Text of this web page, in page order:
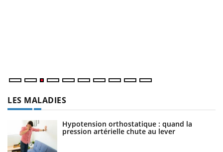
LES MALADIES
Hypotension orthostatique : quand la
pression artérielle chute au lever